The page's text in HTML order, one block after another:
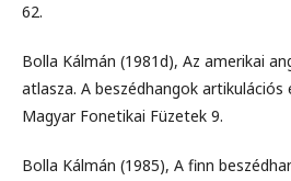
62.
Bolla Kálmán (1981d), Az amerikai
atlasza. A beszédhangok artikulációs
Magyar Fonetikai Füzetek 9.
Bolla Kálmán (1985), A finn